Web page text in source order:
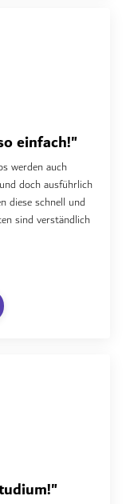
einfach!"
werden auch
doch ausführlich
diese schnell und
sind verständlich